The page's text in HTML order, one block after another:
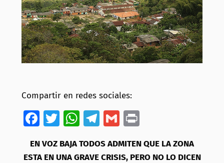
Compartir en redes sociales:
Facebook
Twitter
WhatsApp
Telegram
GmailPrint
EN VOZ BAJA TODOS ADMITEN QUE LA ZONA
ESTA EN UNA GRAVE CRISIS, PERO NO LO DICEN